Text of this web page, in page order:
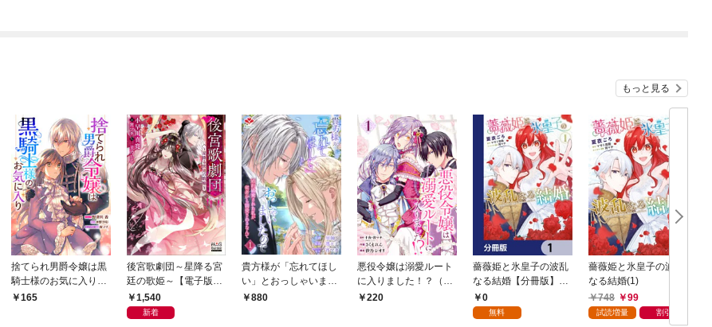
もっと見る
捨てられ男爵令嬢は黒
騎士様のお気に入り
連載版: 1
165
後宮歌劇団～星降る宮
廷の歌姫～【電子版限
定書き下ろしSS付】
1,540
新着
貴方様が「忘れてほし
い」とおっしゃいまし
たので〜婚約破棄され
880
悪役令嬢は溺愛ルート
に入りました！？（コ
ミック）【分冊版】 1
220
薔薇姫と氷皇子の波乱
なる結婚【分冊版】
1 0
無料
薔薇姫と氷皇子の波乱
なる結婚(1)
748
99
試読増量 割引